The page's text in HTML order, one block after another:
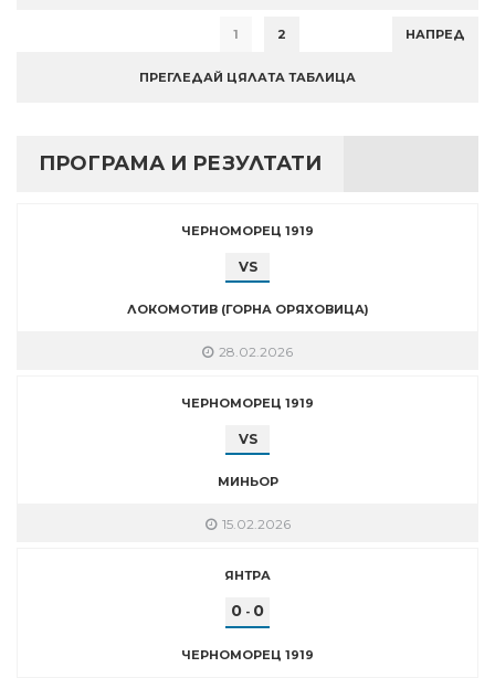
1 2 НАПРЕД
ПРЕГЛЕДАЙ ЦЯЛАТА ТАБЛИЦА
ПРОГРАМА И РЕЗУЛТАТИ
ЧЕРНОМОРЕЦ 1919
VS
ЛОКОМОТИВ (ГОРНА ОРЯХОВИЦА)
28.02.2026
ЧЕРНОМОРЕЦ 1919
VS
МИНЬОР
15.02.2026
ЯНТРА
0 - 0
ЧЕРНОМОРЕЦ 1919